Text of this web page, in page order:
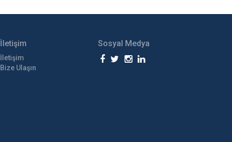
İletişim
İletişim
Bize Ulaşın
Sosyal Medya